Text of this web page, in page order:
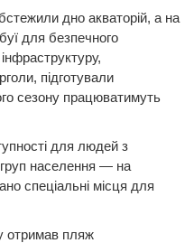
дно акваторій, а на
для безпечного
підготували
сезону працюватимуть
для людей з
груп населення — на
спеціальні місця для
отримав пляж